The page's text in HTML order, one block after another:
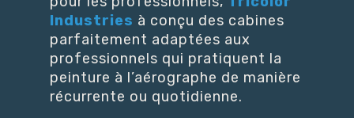
Industries à conçu des cabines
parfaitement adaptées aux
professionnels qui pratiquent la
peinture à l’aérographe de manière
récurrente ou quotidienne.